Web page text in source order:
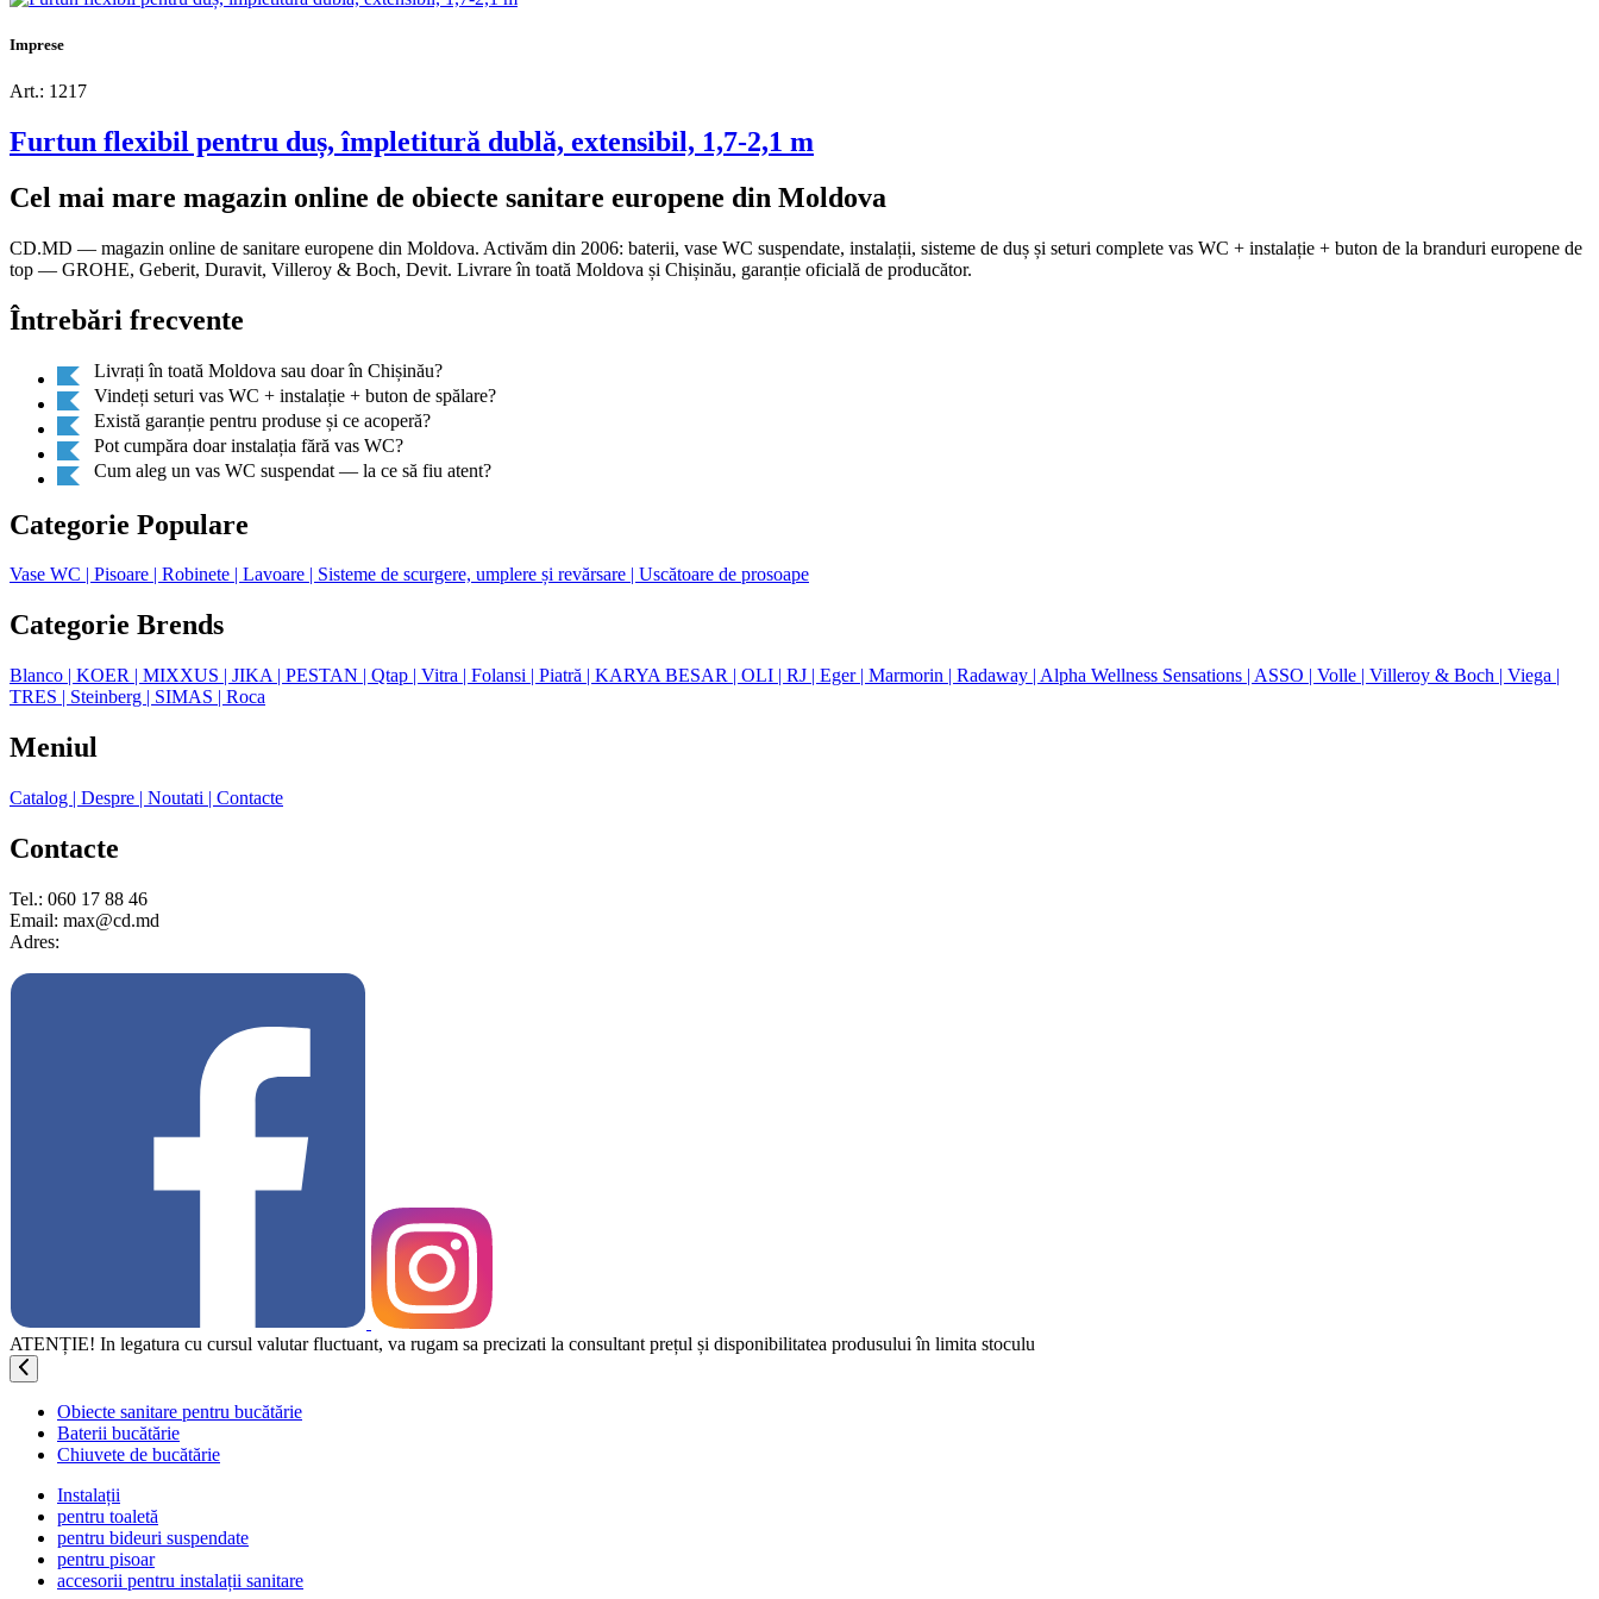
Imprese
Art.: 1217
Furtun flexibil pentru duș, împletitură dublă, extensibil, 1,7-2,1 m
Cel mai mare magazin online de obiecte sanitare europene din Moldova
CD.MD — magazin online de sanitare europene din Moldova. Activăm din 2006: baterii, vase WC suspendate, instalații, sisteme de duș și seturi complete vas WC + instalație + buton de la branduri europene de
top — GROHE, Geberit, Duravit, Villeroy & Boch, Devit. Livrare în toată Moldova și Chișinău, garanție oficială de producător.
Întrebări frecvente
Livrați în toată Moldova sau doar în Chișinău?
Vindeți seturi vas WC + instalație + buton de spălare?
Există garanție pentru produse și ce acoperă?
Pot cumpăra doar instalația fără vas WC?
Cum aleg un vas WC suspendat — la ce să fiu atent?
Categorie Populare
Vase WC | Pisoare | Robinete | Lavoare | Sisteme de scurgere, umplere și revărsare | Uscătoare de prosoape
Categorie Brends
Blanco | KOER | MIXXUS | JIKA | PESTAN | Qtap | Vitra | Folansi | Piatră | KARYA BESAR | OLI | RJ | Eger | Marmorin | Radaway | Alpha Wellness Sensations | ASSO | Volle | Villeroy & Boch | Viega |
TRES | Steinberg | SIMAS | Roca
Meniul
Catalog | Despre | Noutati | Contacte
Contacte
Tel.: 060 17 88 46
Email: max@cd.md
Adres:
ATENȚIE! In legatura cu cursul valutar fluctuant, va rugam sa precizati la consultant prețul și disponibilitatea produsului în limita stoculu
Obiecte sanitare pentru bucătărie
Baterii bucătărie
Chiuvete de bucătărie
Instalații
pentru toaletă
pentru bideuri suspendate
pentru pisoar
accesorii pentru instalații sanitare